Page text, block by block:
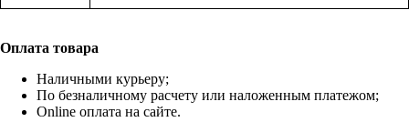
Оплата товара
Наличными курьеру;
По безналичному расчету или наложенным платежом;
Online оплата на сайте.